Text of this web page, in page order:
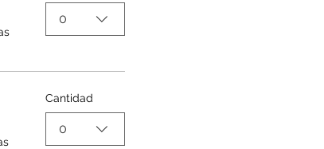
0
Cantidad
0